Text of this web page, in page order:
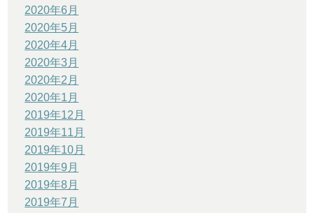
2020年6月
2020年5月
2020年4月
2020年3月
2020年2月
2020年1月
2019年12月
2019年11月
2019年10月
2019年9月
2019年8月
2019年7月